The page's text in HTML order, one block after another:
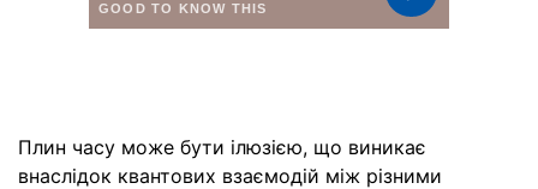
Плин часу може бути ілюзією, що виникає
внаслідок квантових взаємодій між різними